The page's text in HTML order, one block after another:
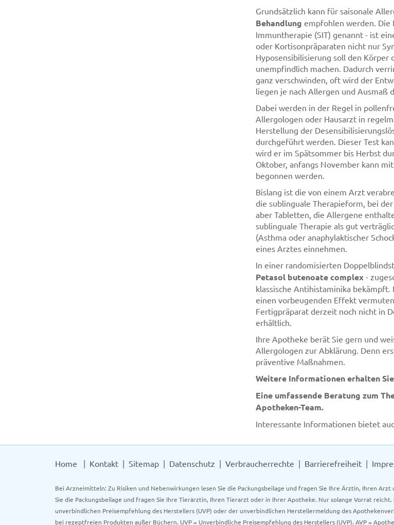
Grundsätzlich kann für saisonale
Behandlung empfohlen werden. Die
Immuntherapie (SIT) genannt - ist
oder Kortisonpräparaten nicht nur
Hyposensibilisierung soll den
unempfindlich machen. Dadurch
ganz verschwinden, oft wird der
liegen je nach Allergen und Ausmaß
Dabei werden in der Regel in
Allergologen oder Hausarzt in
Herstellung der
durchgeführt werden. Dieser Test
wird er im Spätsommer bis Herbst
Oktober, anfangs November kann
begonnen werden.
Bislang ist die von einem Arzt
die sublinguale Therapieform, bei
aber Tabletten, die Allergene
sublinguale Therapie als gut
(Asthma oder anaphylaktischer
eines Arztes einnehmen.
In einer randomisierten
Petasol butenoate complex -
klassische Antihistaminika
einen vorbeugenden Effekt
Fertigpräparat derzeit noch nicht in
erhältlich.
Ihre Apotheke berät Sie gern und
Allergologen zur Abklärung. Denn
präventive Maßnahmen.
Weitere Informationen erhalten
Eine umfassende Beratung zum
Apotheken-Team.
Interessante Informationen bietet
Home Kontakt Sitemap Datenschutz Verbraucherrechte Barrierefreiheit
Bei Arzneimitteln: Zu Risiken und Nebenwirkungen lesen Sie die Packungsbeilage und fragen Sie Ihre Ärztin, Ihren
Sie die Packungsbeilage und fragen Sie Ihre Tierärztin, Ihren Tierarzt oder in Ihrer Apotheke. Nur solange Vorrat
unverbindlichen Preisempfehlung des Herstellers (UVP) oder der unverbindlichen Herstellermeldung des
bei rezeptfreien Produkten außer Büchern. UVP = Unverbindliche Preisempfehlung des Herstellers (UVP). AVP =